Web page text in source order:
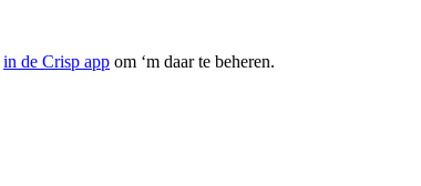
in de Crisp app om ‘m daar te beheren.